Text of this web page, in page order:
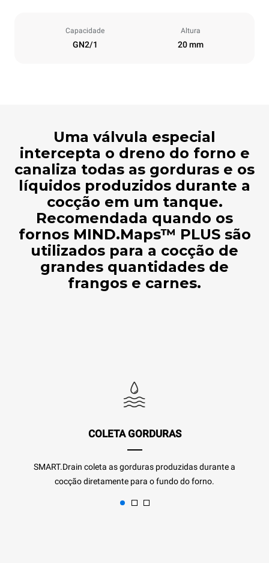
Capacidade
GN2/1
Altura
20 mm
Uma válvula especial
intercepta o dreno do forno e
canaliza todas as gorduras e os
líquidos produzidos durante a
cocção em um tanque.
Recomendada quando os
fornos MIND.Maps™ PLUS são
utilizados para a cocção de
grandes quantidades de
frangos e carnes.
COLETA GORDURAS
SMART.Drain coleta as gorduras produzidas durante a
cocção diretamente para o fundo do forno.